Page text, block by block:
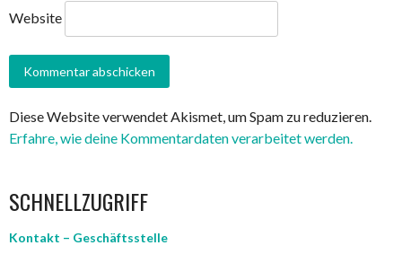
Website
Diese Website verwendet Akismet, um Spam zu reduzieren.
Erfahre, wie deine Kommentardaten verarbeitet werden.
SCHNELLZUGRIFF
Kontakt – Geschäftsstelle